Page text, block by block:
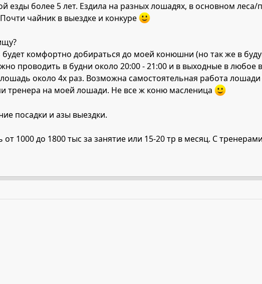
езды более 5 лет. Ездила на разных лошадях, в основном леса/
чайник в выездке и конкуре
комфортно добираться до моей конюшни (но так же в
проводить в будни около 20:00 - 21:00 и в выходные в любое
около 4х раз. Возможна самостоятельная работа
тренера на моей лошади. Не все ж коню масленица
посадки и азы выездки.
1000 до 1800 тыс за занятие или 15-20 тр в месяц. С